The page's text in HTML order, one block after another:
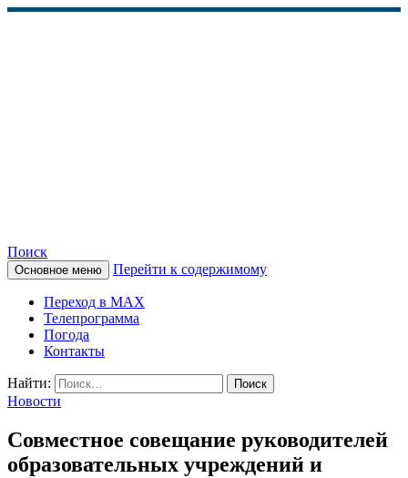
КАМЧАТСКОЕ
ИНФОРМАЦИОННОЕ
АГЕНТСТВО (КИА
«ВЕСТИ»)
Поиск
Основное меню Перейти к содержимому
Переход в MAX
Телепрограмма
Погода
Контакты
Найти:
Новости
Совместное совещание руководителей
образовательных учреждений и